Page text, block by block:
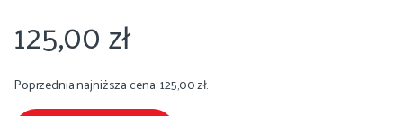
125,00zł
Poprzednia najniższa cena:125,00zł.